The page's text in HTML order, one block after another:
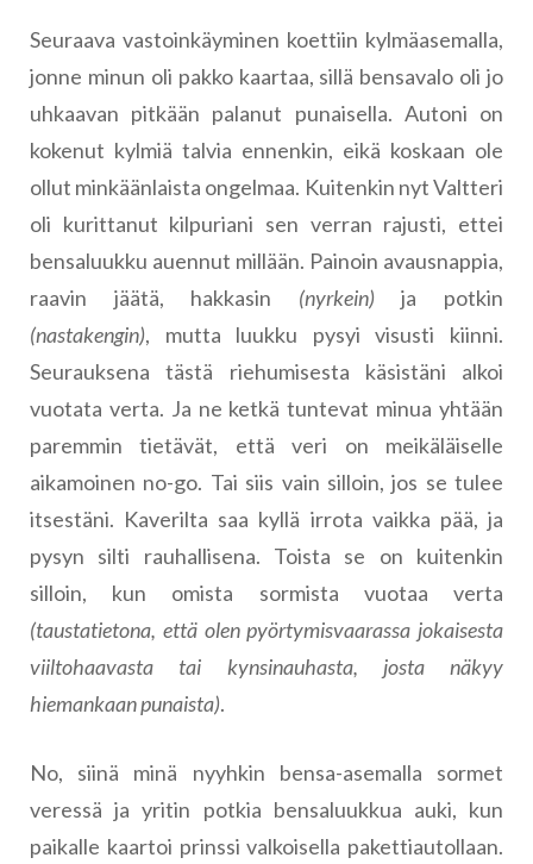
Seuraava vastoinkäyminen koettiin kylmäasemalla,
jonne minun oli pakko kaartaa, sillä bensavalo oli jo
uhkaavan pitkään palanut punaisella. Autoni on
kokenut kylmiä talvia ennenkin, eikä koskaan ole
ollut minkäänlaista ongelmaa. Kuitenkin nyt Valtteri
oli kurittanut kilpuriani sen verran rajusti, ettei
bensaluukku auennut millään. Painoin avausnappia,
raavin jäätä, hakkasin (nyrkein)ja potkin
(nastakengin), mutta luukku pysyi visusti kiinni.
Seurauksena tästä riehumisesta käsistäni alkoi
vuotata verta. Ja ne ketkä tuntevat minua yhtään
paremmin tietävät, että veri on meikäläiselle
aikamoinen no-go. Tai siis vain silloin, jos se tulee
itsestäni. Kaverilta saa kyllä irrota vaikka pää, ja
pysyn silti rauhallisena. Toista se on kuitenkin
silloin, kun omista sormista vuotaa verta
(taustatietona, että olen pyörtymisvaarassa jokaisesta
viiltohaavasta tai kynsinauhasta, josta näkyy
hiemankaan punaista).
No, siinä minä nyyhkin bensa-asemalla sormet
veressä ja yritin potkia bensaluukkua auki, kun
paikalle kaartoi prinssi valkoisella pakettiautollaan.